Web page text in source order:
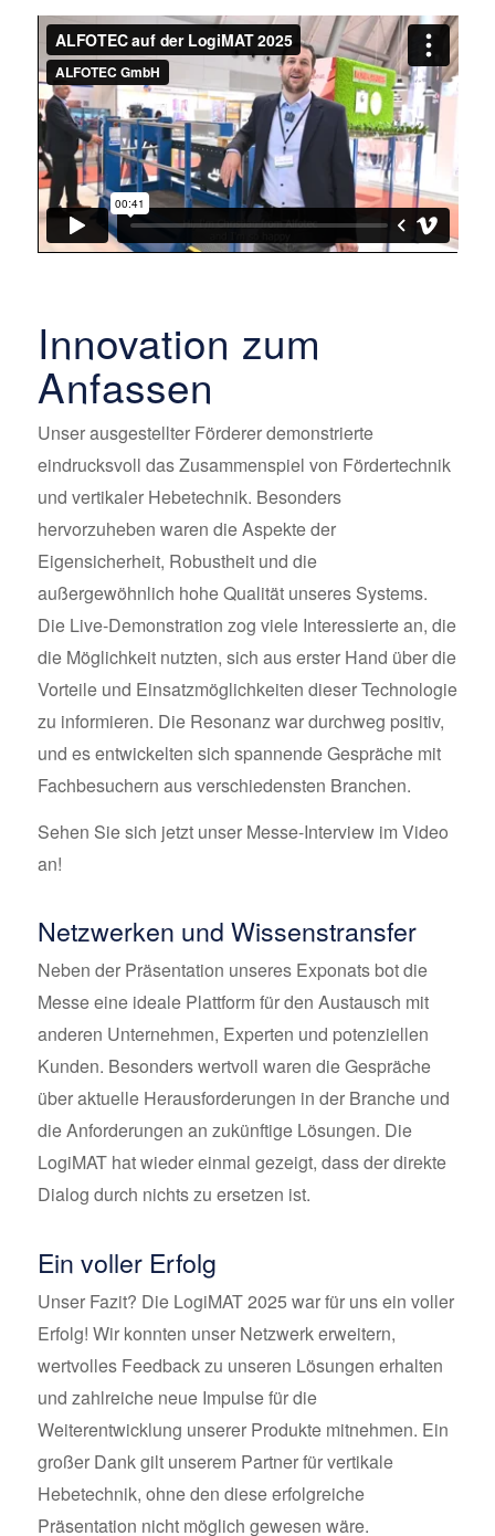
Innovation zum
Anfassen
Unser ausgestellter Förderer demonstrierte
eindrucksvoll das Zusammenspiel von Fördertechnik
und vertikaler Hebetechnik. Besonders
hervorzuheben waren die Aspekte der
Eigensicherheit, Robustheit und die
außergewöhnlich hohe Qualität unseres Systems.
Die Live-Demonstration zog viele Interessierte an, die
die Möglichkeit nutzten, sich aus erster Hand über die
Vorteile und Einsatzmöglichkeiten dieser Technologie
zu informieren. Die Resonanz war durchweg positiv,
und es entwickelten sich spannende Gespräche mit
Fachbesuchern aus verschiedensten Branchen.
Sehen Sie sich jetzt unser Messe-Interview im Video
an!
Netzwerken und Wissenstransfer
Neben der Präsentation unseres Exponats bot die
Messe eine ideale Plattform für den Austausch mit
anderen Unternehmen, Experten und potenziellen
Kunden. Besonders wertvoll waren die Gespräche
über aktuelle Herausforderungen in der Branche und
die Anforderungen an zukünftige Lösungen. Die
LogiMAT hat wieder einmal gezeigt, dass der direkte
Dialog durch nichts zu ersetzen ist.
Ein voller Erfolg
Unser Fazit? Die LogiMAT 2025 war für uns ein voller
Erfolg! Wir konnten unser Netzwerk erweitern,
wertvolles Feedback zu unseren Lösungen erhalten
und zahlreiche neue Impulse für die
Weiterentwicklung unserer Produkte mitnehmen. Ein
großer Dank gilt unserem Partner für vertikale
Hebetechnik, ohne den diese erfolgreiche
Präsentation nicht möglich gewesen wäre.